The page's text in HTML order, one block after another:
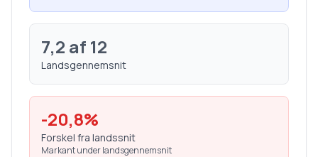
7,2 af 12
Landsgennemsnit
-20,8%
Forskel fra landssnit
Markant under landsgennemsnit